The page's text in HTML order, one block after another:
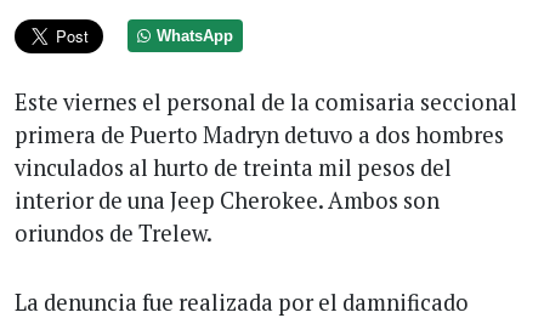
WhatsApp
Este viernes el personal de la comisaria seccional
primera de Puerto Madryn detuvo a dos hombres
vinculados al hurto de treinta mil pesos del
interior de una Jeep Cherokee. Ambos son
oriundos de Trelew.
La denuncia fue realizada por el damnificado